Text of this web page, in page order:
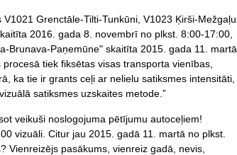
Grenctāle-Tilti-Tunkūni, V1023 Ķirši-Mežgaļu
2016. gada 8. novembrī no plkst. 8:00-17:00,
Brunava-Paņemūne" skaitīta 2015. gada 11. martā
tiek fiksētas visas transporta vienības,
ka tie ir grants ceļi ar nelielu satiksmes intensitāti,
satiksmes uzskaites metode.”
veikuši noslogojuma pētījumu autoceļiem!
vizuāli. Citur jau 2015. gadā 11. martā no plkst.
Vienreizējs pasākums, vienreiz gadā, nevis,